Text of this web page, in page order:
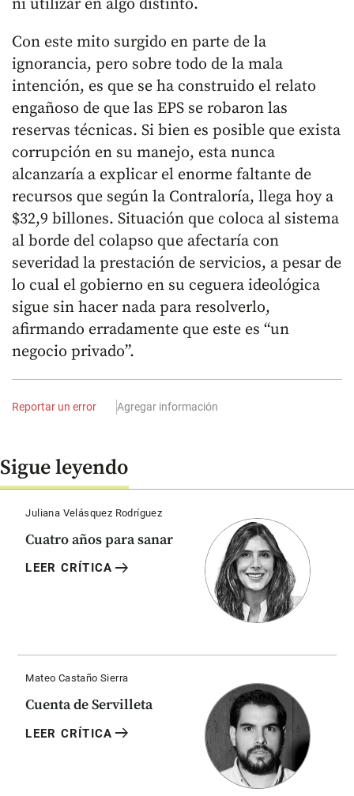
ni utilizar en algo distinto.
Con este mito surgido en parte de la
ignorancia, pero sobre todo de la mala
intención, es que se ha construido el relato
engañoso de que las EPS se robaron las
reservas técnicas. Si bien es posible que exista
corrupción en su manejo, esta nunca
alcanzaría a explicar el enorme faltante de
recursos que según la Contraloría, llega hoy a
$32,9 billones. Situación que coloca al sistema
al borde del colapso que afectaría con
severidad la prestación de servicios, a pesar de
lo cual el gobierno en su ceguera ideológica
sigue sin hacer nada para resolverlo,
afirmando erradamente que este es “un
negocio privado”.
Reportar un error Agregar información
Sigue leyendo
Juliana Velásquez Rodríguez
Cuatro años para sanar
LEER CRÍTICA arrow_right_alt
Mateo Castaño Sierra
Cuenta de Servilleta
LEER CRÍTICA arrow_right_alt